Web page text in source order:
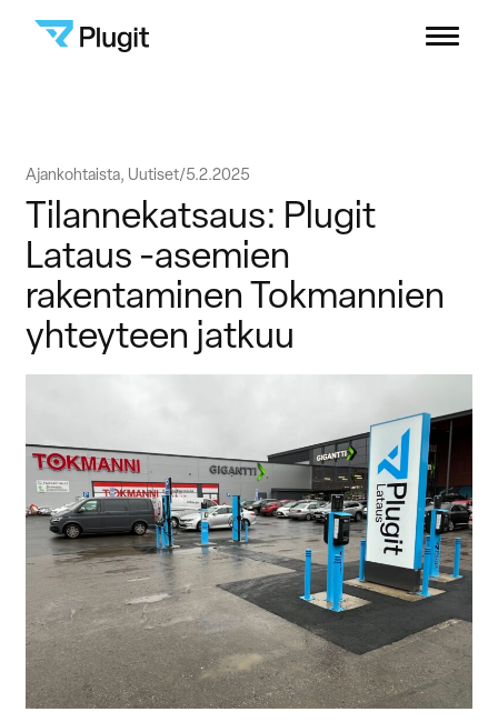
Siirry
sisältöön
Plugit
Menu
Latausverkosto
Sisällöt
Yritys
Kuluttajat
Suomi English Svenska
Myynti
Ajankohtaista, Uutiset 5.2.2025
Tilannekatsaus: Plugit
Lataus -asemien
rakentaminen Tokmannien
yhteyteen jatkuu